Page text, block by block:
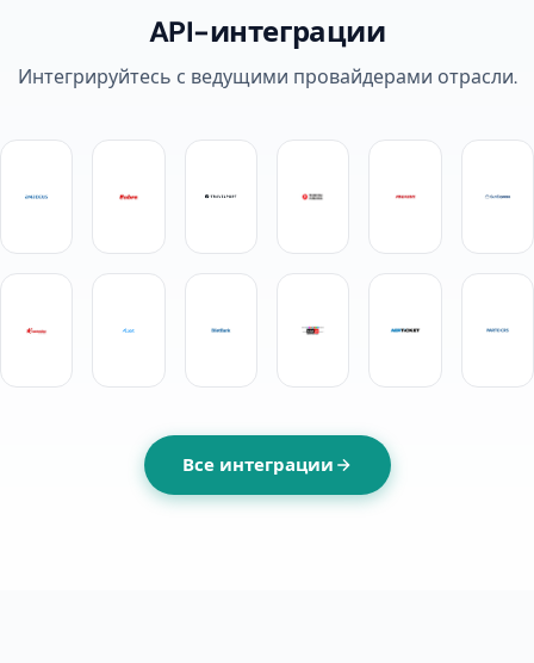
API-интеграции
Интегрируйтесь с ведущими провайдерами отрасли.
Все интеграции